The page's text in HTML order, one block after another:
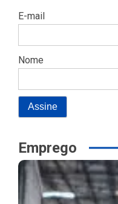
E-mail
Nome
Emprego